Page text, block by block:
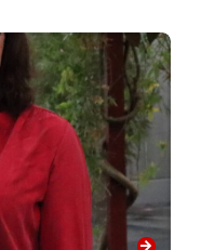
arrow_forward